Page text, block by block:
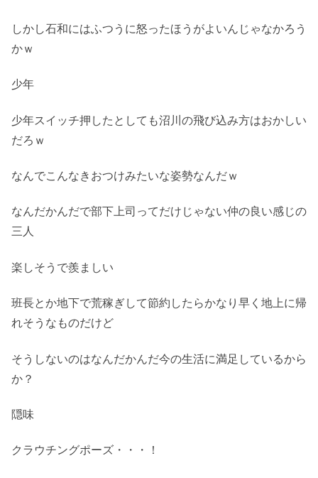
しかし石和にはふつうに怒ったほうがよいんじゃなかろう
かｗ
少年
少年スイッチ押したとしても沼川の飛び込み方はおかしい
だろｗ
なんでこんなきおつけみたいな姿勢なんだｗ
なんだかんだで部下上司ってだけじゃない仲の良い感じの
三人
楽しそうで羨ましい
班長とか地下で荒稼ぎして節約したらかなり早く地上に帰
れそうなものだけど
そうしないのはなんだかんだ今の生活に満足しているから
か？
隠味
クラウチングポーズ・・・！